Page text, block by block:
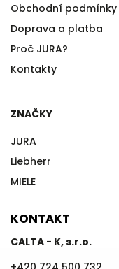
Obchodní podmínky
Doprava a platba
Proč JURA?
Kontakty
ZNAČKY
JURA
Liebherr
MIELE
KONTAKT
CALTA - K, s.r.o.